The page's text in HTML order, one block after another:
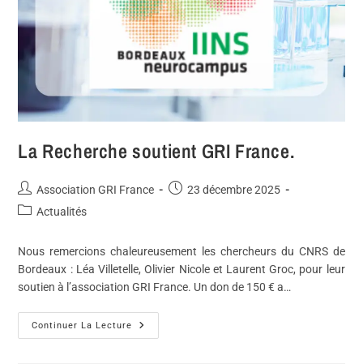
La Recherche soutient GRI France.
Association GRI France
23 décembre 2025
Actualités
Nous remercions chaleureusement les chercheurs du CNRS de
Bordeaux : Léa Villetelle, Olivier Nicole et Laurent Groc, pour leur
soutien à l’association GRI France. Un don de 150 € a…
Continuer La Lecture